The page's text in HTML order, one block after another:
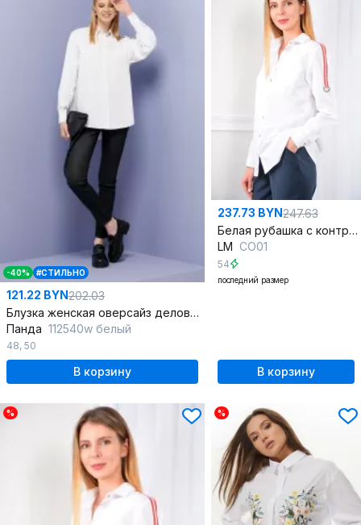
-40% #СТИЛЬНО
121.22 BYN202.03
Блузка женская оверсайз деловой из хлопка
Панда 112540w белый
48, 50
В корзину
237.73 BYN247.63
Белая рубашка с контрастными лампасами и воротником стойка
LM СО01
54
последний размер
В корзину
% %